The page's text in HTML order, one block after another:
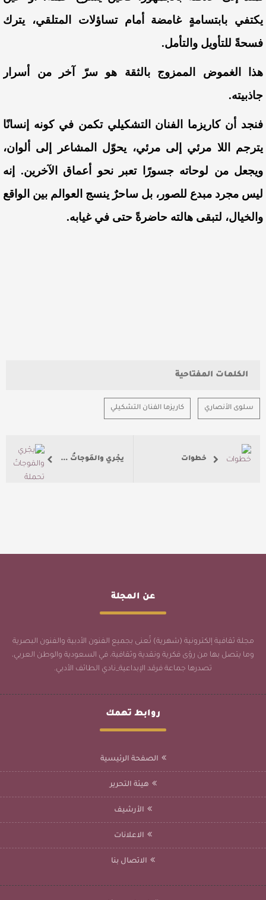
يكتفي بابتسامةٍ غامضة أمام تساؤلات المتلقي، يترك
فسحةً للتأويل والتأمل.
هذا الغموض الممزوج بالثقة هو سرّ آخر من أسرار
جاذبيته.
فنجد أن كاريزما الفنان التشكيلي تكمن في كونه إنسانًا
يترجم اللا مرئي إلى مرئي، يحوّل المشاعر إلى ألوان،
ويجعل من لوحاته جسورًا تعبر نحو أعماق الآخرين. إنه
ليس مجرد مبدع للصور، بل ساحرٌ ينسج العوالم بين الواقع
والخيال، لتبقى هالته حاضرةً حتى في غيابه.
الكلمات المفتاحية
سلوى الأنصاري كاريزما الفنان التشكيلي
خطوات يجْري والمَوجاتُ تحملهُ
عن المجلة
مجلة ثقافية إلكترونية (شهرية) تُعنى بجميع الفنون الأدبية والفنون البصرية
وما يتصل بها من رؤى فكرية ونقدية وثقافية، في السعودية والوطن العربي،
تصدرها جماعة فرقد الإبداعية_نادي الطائف الأدبي.
روابط تهمك
الصفحة الرئيسية
هيئة التحرير
الأرشيف
الاعلانات
الاتصال بنا